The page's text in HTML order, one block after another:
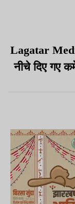
Lagatar
नीचे दिए गए